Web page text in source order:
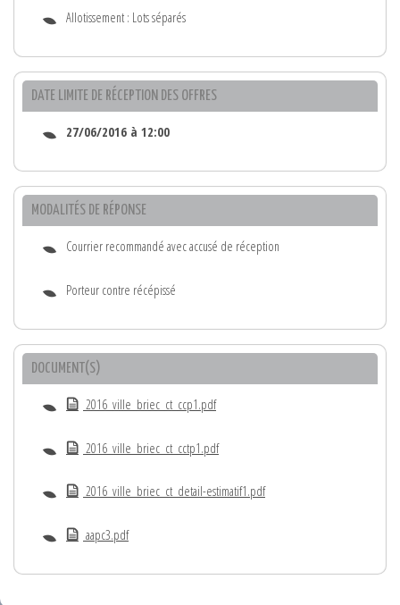
Allotissement : Lots séparés
DATE LIMITE DE RÉCEPTION DES OFFRES
27/06/2016 à 12:00
MODALITÉS DE RÉPONSE
Courrier recommandé avec accusé de réception
Porteur contre récépissé
DOCUMENT(S)
2016_ville_briec_ct_ccp1.pdf
2016_ville_briec_ct_cctp1.pdf
2016_ville_briec_ct_detail-estimatif1.pdf
aapc3.pdf